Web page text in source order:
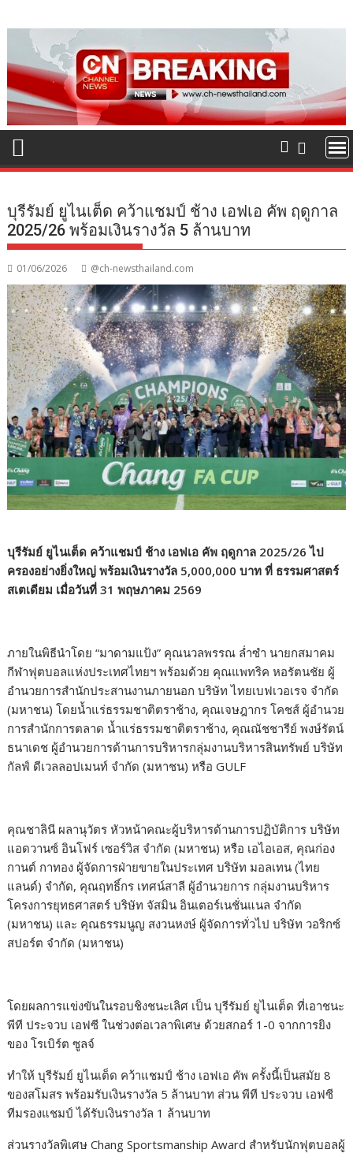
to
content
บุรีรัมย์ ยูไนเต็ด คว้าแชมป์ ช้าง เอฟเอ คัพ ฤดูกาล
2025/26 พร้อมเงินรางวัล 5 ล้านบาท
01/06/2026 @ch-newsthailand.com
บุรีรัมย์ ยูไนเต็ด คว้าแชมป์ ช้าง เอฟเอ คัพ ฤดูกาล 2025/26 ไป
ครองอย่างยิ่งใหญ่ พร้อมเงินรางวัล 5,000,000 บาท ที่ ธรรมศาสตร์
สเตเดียม เมื่อวันที่ 31 พฤษภาคม 2569
ภายในพิธีนำโดย “มาดามแป้ง” คุณนวลพรรณ ล่ำซำ นายกสมาคม
กีฬาฟุตบอลแห่งประเทศไทยฯ พร้อมด้วย คุณแพทริค หอรัตนชัย ผู้
อำนวยการสำนักประสานงานภายนอก บริษัท ไทยเบฟเวอเรจ จำกัด
(มหาชน) โดยน้ำแร่ธรรมชาติตราช้าง, คุณเจษฎากร โคชส์ ผู้อำนวย
การสำนักการตลาด น้ำแร่ธรรมชาติตราช้าง, คุณณัชชารีย์ พงษ์รัตน์
ธนาเดช ผู้อำนวยการด้านการบริหารกลุ่มงานบริหารสินทรัพย์ บริษัท
กัลฟ์ ดีเวลลอปเมนท์ จำกัด (มหาชน) หรือ GULF
คุณชาลินี ผลานุวัตร หัวหน้าคณะผู้บริหารด้านการปฏิบัติการ บริษัท
แอดวานซ์ อินโฟร์ เซอร์วิส จำกัด (มหาชน) หรือ เอไอเอส, คุณก่อง
กานต์ กาทอง ผู้จัดการฝ่ายขายในประเทศ บริษัท มอลเทน (ไทย
แลนด์) จำกัด, คุณฤทธิ์กร เทศน์สาลี ผู้อำนวยการ กลุ่มงานบริหาร
โครงการยุทธศาสตร์ บริษัท จัสมิน อินเตอร์เนชั่นแนล จำกัด
(มหาชน) และ คุณธรรมนูญ สงวนหงษ์ ผู้จัดการทั่วไป บริษัท วอริกซ์
สปอร์ต จำกัด (มหาชน)
โดยผลการแข่งขันในรอบชิงชนะเลิศ เป็น บุรีรัมย์ ยูไนเต็ด ที่เอาชนะ
พีที ประจวบ เอฟซี ในช่วงต่อเวลาพิเศษ ด้วยสกอร์ 1-0 จากการยิง
ของ โรเบิร์ต ซูลจ์
ทำให้ บุรีรัมย์ ยูไนเต็ด คว้าแชมป์ ช้าง เอฟเอ คัพ ครั้งนี้เป็นสมัย 8
ของสโมสร พร้อมรับเงินรางวัล 5 ล้านบาท ส่วน พีที ประจวบ เอฟซี
ทีมรองแชมป์ ได้รับเงินรางวัล 1 ล้านบาท
ส่วนรางวัลพิเศษ Chang Sportsmanship Award สำหรับนักฟุตบอลผู้